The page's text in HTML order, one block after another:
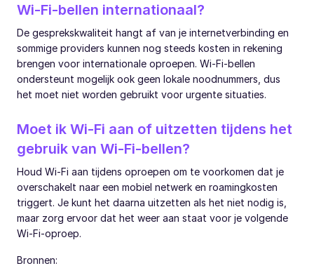
Wi-Fi-bellen internationaal?
De gesprekskwaliteit hangt af van je internetverbinding en
sommige providers kunnen nog steeds kosten in rekening
brengen voor internationale oproepen. Wi-Fi-bellen
ondersteunt mogelijk ook geen lokale noodnummers, dus
het moet niet worden gebruikt voor urgente situaties.
Moet ik Wi-Fi aan of uitzetten tijdens het
gebruik van Wi-Fi-bellen?
Houd Wi-Fi aan tijdens oproepen om te voorkomen dat je
overschakelt naar een mobiel netwerk en roamingkosten
triggert. Je kunt het daarna uitzetten als het niet nodig is,
maar zorg ervoor dat het weer aan staat voor je volgende
Wi-Fi-oproep.
Bronnen: